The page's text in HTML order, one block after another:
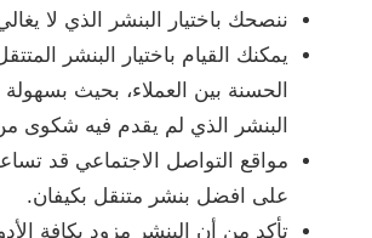
ننصحك باختيار البنشر الذي لا
يمكنك القيام باختيار البنشر
الحسنة بين العملاء، بحيث
البنشر الذي لم يقدم فيه شكوى
مواقع التواصل الاجتماعي قد
على افضل بنشر متنقل بكيفان.
تأكد من أن البنشر مزود بكافة